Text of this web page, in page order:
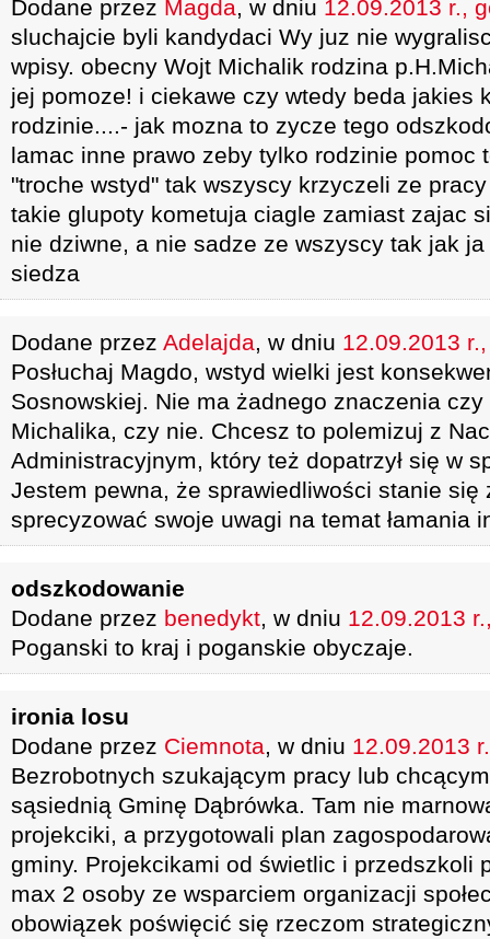
Dodane przez Magda, w dniu 12.09.2013 r.,
sluchajcie byli kandydaci Wy juz nie
wpisy. obecny Wojt Michalik rodzina
jej pomoze! i ciekawe czy wtedy beda jakies
rodzinie....- jak mozna to zycze tego
lamac inne prawo zeby tylko rodzinie pomoc
"troche wstyd" tak wszyscy krzyczeli ze
takie glupoty kometuja ciagle zamiast zajac
nie dziwne, a nie sadze ze wszyscy tak jak
siedza
Dodane przez Adelajda, w dniu 12.09.2013
Posłuchaj Magdo, wstyd wielki jest
Sosnowskiej. Nie ma żadnego znaczenia
Michalika, czy nie. Chcesz to polemizuj z
Administracyjnym, który też dopatrzył się w
Jestem pewna, że sprawiedliwości stanie się
sprecyzować swoje uwagi na temat łamania
odszkodowanie
Dodane przez benedykt, w dniu 12.09.2013
Poganski to kraj i poganskie obyczaje.
ironia losu
Dodane przez Ciemnota, w dniu 12.09.2013
Bezrobotnych szukającym pracy lub
sąsiednią Gminę Dąbrówka. Tam nie
projekciki, a przygotowali plan
gminy. Projekcikami od świetlic i przedszkoli
max 2 osoby ze wsparciem organizacji
obowiązek poświęcić się rzeczom